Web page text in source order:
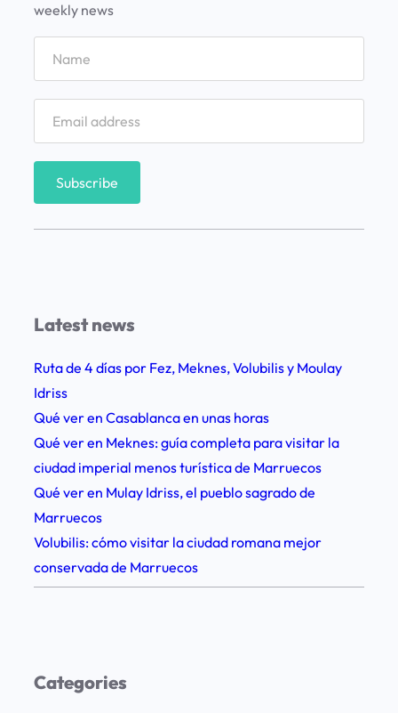
n
n
ñ
o
s
i
e
a
r
i
o
1
9
d
weekly news
Latest news
Ruta de 4 días por Fez, Meknes, Volubilis y Moulay
Idriss
Qué ver en Casablanca en unas horas
Qué ver en Meknes: guía completa para visitar la
ciudad imperial menos turística de Marruecos
Qué ver en Mulay Idriss, el pueblo sagrado de
Marruecos
Volubilis: cómo visitar la ciudad romana mejor
conservada de Marruecos
Categories